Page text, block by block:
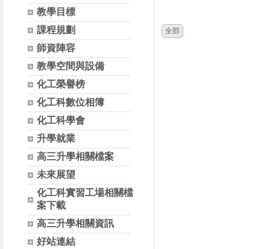
教學目標
課程規劃
師資陣容
教學空間與設備
化工榮譽榜
化工科數位相簿
化工科學會
升學就業
高三升學相關檔案
未來展望
化工科實習工場相關檔
案下載
高三升學相關資訊
好站連結
全部